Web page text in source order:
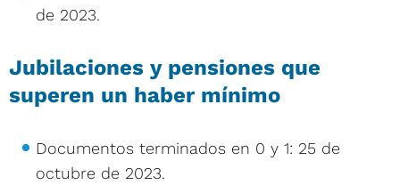
de 2023.
Jubilaciones y pensiones que
superen un haber mínimo
Documentos terminados en 0 y 1: 25 de
octubre de 2023.